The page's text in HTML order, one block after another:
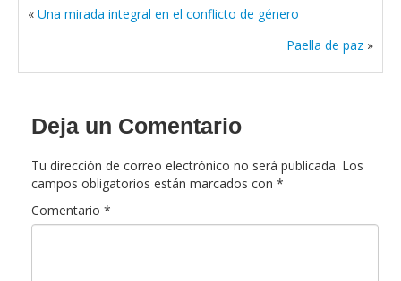
« Una mirada integral en el conflicto de género
Paella de paz »
Deja un Comentario
Tu dirección de correo electrónico no será publicada. Los
campos obligatorios están marcados con *
Comentario *